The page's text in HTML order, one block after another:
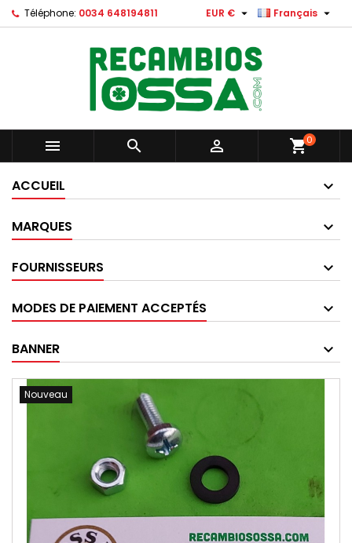
Téléphone: 0034 648194811 Français 
EUR € 
   shopping_cart0
ACCUEIL
MARQUES
FOURNISSEURS
MODES DE PAIEMENT ACCEPTÉS
BANNER
Nouveau